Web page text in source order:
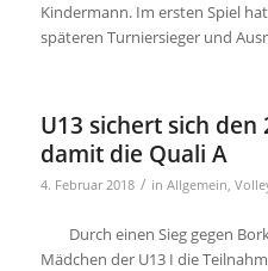
Kindermann. Im ersten Spiel
späteren Turniersieger und
U13 sichert sich
damit die Quali A
4. Februar 2018 / in Allgemein,
Durch einen Sieg gegen
Mädchen der U13 I die